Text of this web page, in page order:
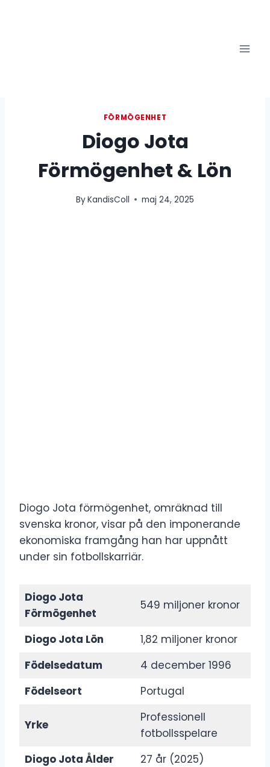
FÖRMÖGENHET
Diogo Jota
Förmögenhet & Lön
ByKandisColl maj 24, 2025
Diogo Jota förmögenhet, omräknad till
svenska kronor, visar på den imponerande
ekonomiska framgång han har uppnått
under sin fotbollskarriär.
Diogo Jota
Förmögenhet
549 miljoner kronor
Diogo Jota Lön
1,82 miljoner kronor
Födelsedatum
4 december 1996
Födelseort
Portugal
Yrke
Professionell
fotbollsspelare
Diogo Jota Ålder
27 år (2025)